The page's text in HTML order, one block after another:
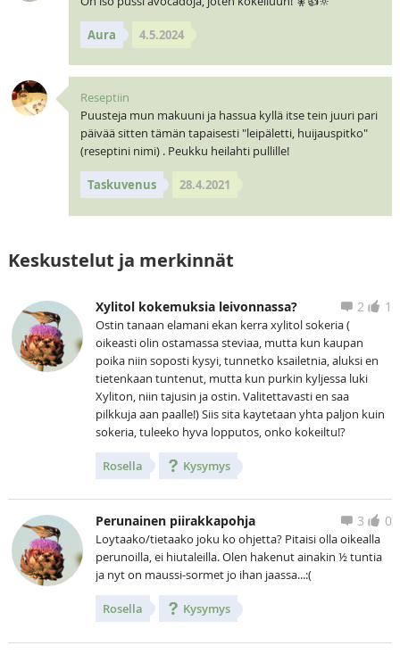
Aura 4.5.2024
Reseptiin
Puusteja mun makuuni ja hassua kyllä itse tein juuri pari
päivää sitten tämän tapaisesti "leipäletti, huijauspitko"
(reseptini nimi) . Peukku heilahti pullille!
Taskuvenus 28.4.2021
Keskustelut ja merkinnät
Xylitol kokemuksia leivonnassa? 1
2
Ostin tanaan elamani ekan kerra xylitol sokeria (
oikeasti olin ostamassa steviaa, mutta kun kaupan
poika niin soposti kysyi, tunnetko ksailetnia, aluksi en
tietenkaan tuntenut, mutta kun purkin kyljessa luki
Xyliton, niin tajusin ja ostin. Valitettavasti en saa
pilkkuja aan paalle!) Siis sita kaytetaan yhta paljon kuin
sokeria, tuleeko hyva lopputos, onko kokeiltu!?
Rosella Kysymys
Perunainen piirakkapohja 0
3
Loytaako/tietaako joku ko ohjetta? Pitaisi olla oikealla
perunoilla, ei hiutaleilla. Olen hakenut ainakin ½ tuntia
ja nyt on maussi-sormet jo ihan jaassa...:(
Rosella Kysymys